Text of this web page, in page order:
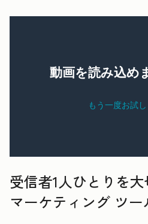
受信者1人ひとりを
マーケティング ツー